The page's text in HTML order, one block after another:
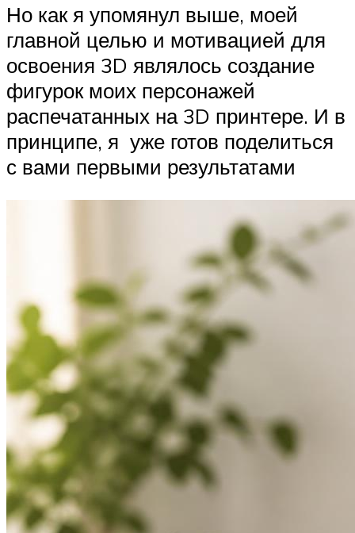
Но как я упомянул выше, моей
главной целью и мотивацией для
освоения 3D являлось создание
фигурок моих персонажей
распечатанных на 3D принтере. И в
принципе, я уже готов поделиться
с вами первыми результатами